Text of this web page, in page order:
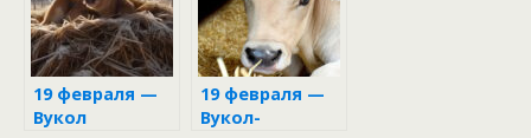
19 февраля —
Вукол
19 февраля —
Вукол-